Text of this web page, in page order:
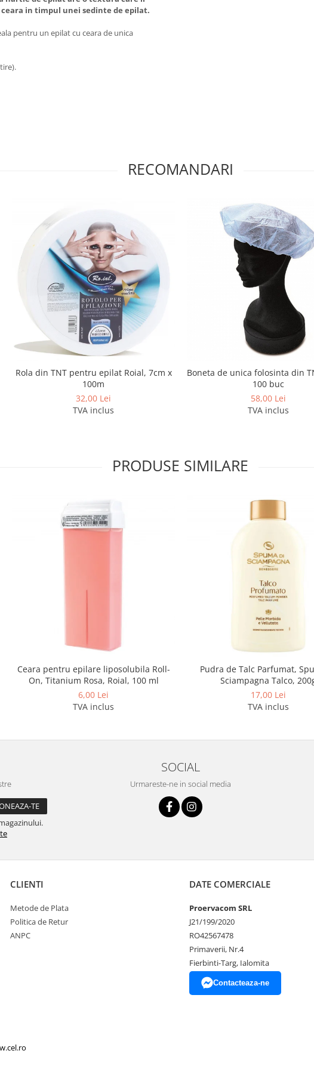
in timpul unei sedinte de epilat.
pentru un epilat cu ceara de unica
RECOMANDARI
Rola din TNT pentru epilat Roial, 7cm x
100m
32,00 Lei
TVA inclus
Boneta de unica folosinta din
100 buc
58,00 Lei
TVA inclus
PRODUSE SIMILARE
Ceara pentru epilare liposolubila Roll-
On, Titanium Rosa, Roial, 100 ml
6,00 Lei
TVA inclus
Pudra de Talc Parfumat,
Sciampagna Talco,
17,00 Lei
TVA inclus
SOCIAL
Urmareste-ne in social media
CLIENTI
Metode de Plata
Politica de Retur
ANPC
DATE COMERCIALE
Proervacom SRL
J21/199/2020
RO42567478
Primaverii, Nr.4
Fierbinti-Targ, Ialomita
Contacteaza-ne